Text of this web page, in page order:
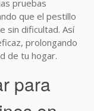
pruebas
que el pestillo
sin dificultad. Así
prolongando
de tu hogar.
para